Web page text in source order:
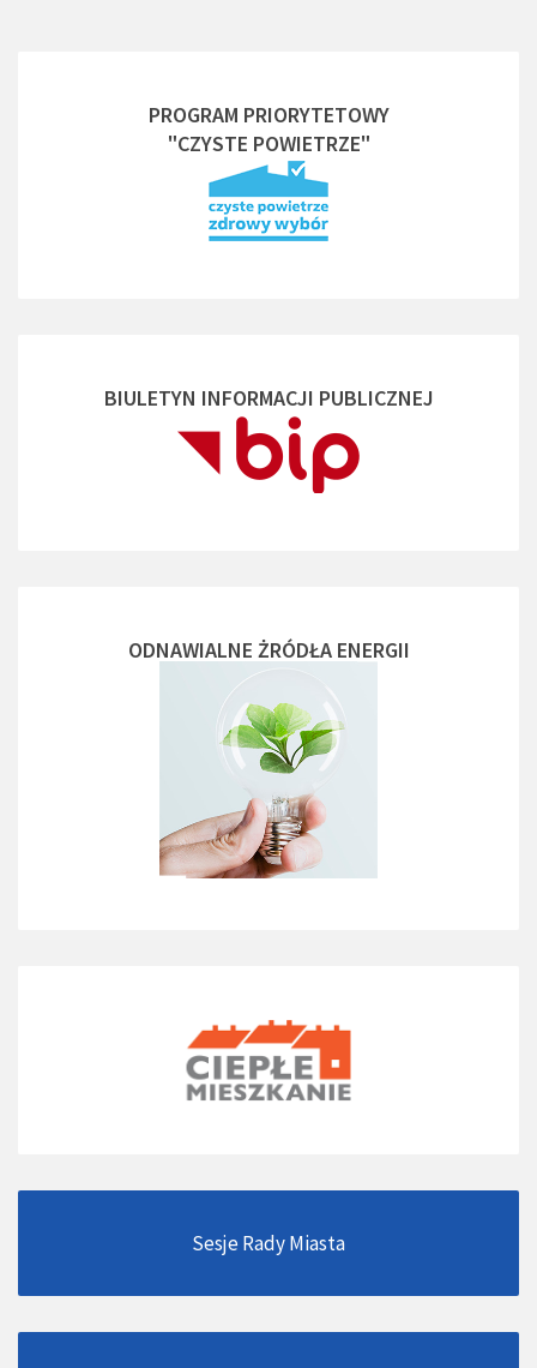
PROGRAM PRIORYTETOWY
"CZYSTE POWIETRZE"
BIULETYN INFORMACJI PUBLICZNEJ
ODNAWIALNE ŻRÓDŁA ENERGII
Sesje Rady Miasta